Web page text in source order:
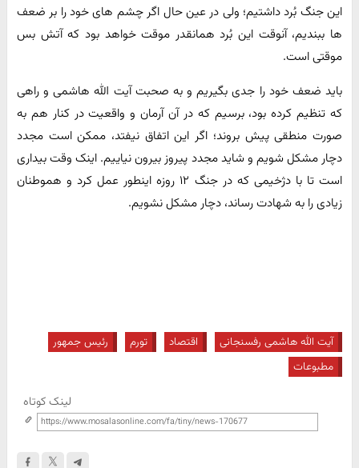
این جنگ بُرد داشتیم؛ ولی در عین حال اگر چشم های خود را بر ضعف
ها ببندیم، آنوقت این بُرد همانقدر موقت خواهد بود که آتش بس
موقتی است.
باید ضعف خود را جدی بگیریم و به صحبت آیت الله هاشمی و راهی
که تنظیم کرده بود، برسیم که در آن آرمان و واقعیت در کنار هم به
صورت منطقی پیش بروند؛ اگر این اتفاق نیفتد، ممکن است مجدد
دچار مشکل شویم و شاید مجدد پیروز بیرون نیاییم. اینک وقت بیداری
است تا با دژخیمی که در جنگ ۱۲ روزه اینطور عمل کرد و هموطنان
زیادی را به شهادت رساند، دچار مشکل نشویم.
آیت الله هاشمی رفسنجانی اقتصاد تورم
رئیس جمهور
مطبوعات
لینک کوتاه